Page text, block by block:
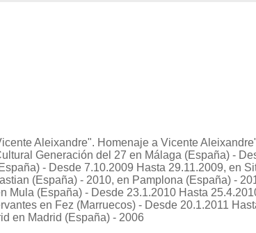
Aleixandre". Homenaje a Vicente
Generación del 27 en Málaga (España) -
- Desde 7.10.2009 Hasta 29.11.2009, en
(España) - 2010, en Pamplona (España) -
(España) - Desde 23.1.2010 Hasta
en Fez (Marruecos) - Desde 20.1.2011
en Madrid (España) - 2006